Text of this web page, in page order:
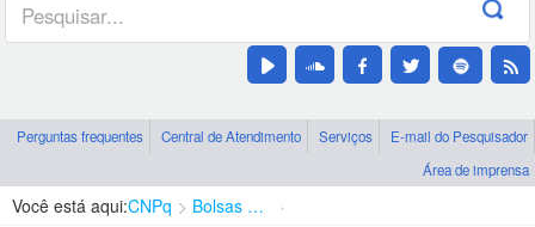
Perguntas frequentes Central de Atendimento Serviços
E-mail do Pesquisador
Área de imprensa
Você está aqui:CNPq Bolsas e Auxílios Vigentes